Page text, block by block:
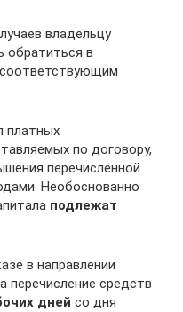
владельцу
обратиться в
платных
по договору,
перечисленной
Необоснованно
подлежат
в направлении
перечисление средств
дней со дня